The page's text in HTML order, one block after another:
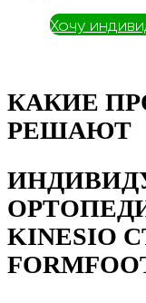
Хочу
КАКИЕ
РЕШАЮТ
KINESIO